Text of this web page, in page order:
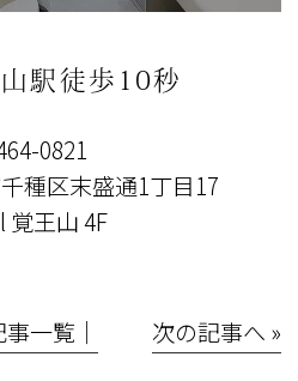
駅徒歩10秒
0821
種区末盛通1丁目17
覚王山 4F
事一覧│ 次の記事へ »